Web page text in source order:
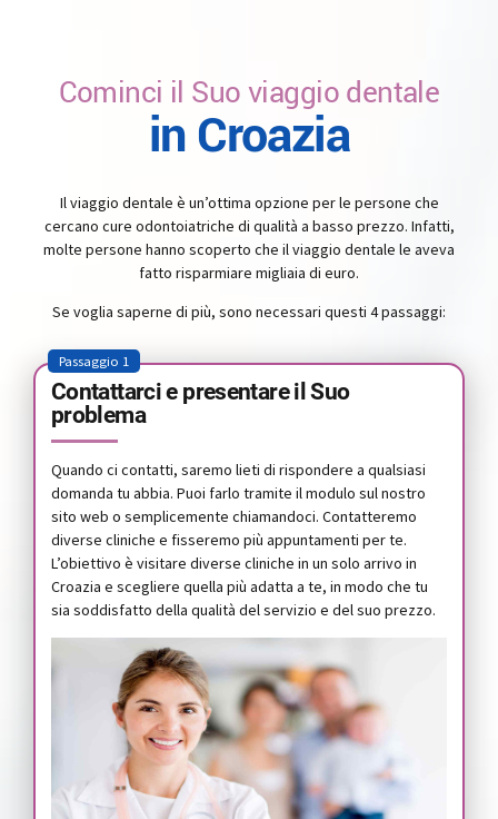
Cominci il Suo viaggio dentale
in Croazia
Il viaggio dentale è un’ottima opzione per le persone che
cercano cure odontoiatriche di qualità a basso prezzo. Infatti,
molte persone hanno scoperto che il viaggio dentale le aveva
fatto risparmiare migliaia di euro.
Se voglia saperne di più, sono necessari questi 4 passaggi:
Passaggio 1
Contattarci e presentare il Suo
problema
Quando ci contatti, saremo lieti di rispondere a qualsiasi
domanda tu abbia. Puoi farlo tramite il modulo sul nostro
sito web o semplicemente chiamandoci. Contatteremo
diverse cliniche e fisseremo più appuntamenti per te.
L’obiettivo è visitare diverse cliniche in un solo arrivo in
Croazia e scegliere quella più adatta a te, in modo che tu
sia soddisfatto della qualità del servizio e del suo prezzo.